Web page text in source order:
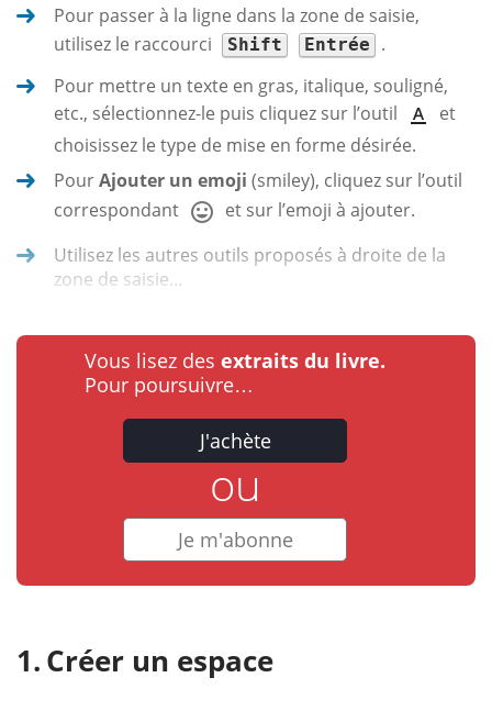
Pour passer à la ligne dans la zone de saisie,
utilisez le raccourci
Shift Entrée
.
Pour mettre un texte en gras, italique, souligné,
etc., sélectionnez-le puis cliquez sur l’outil
et
choisissez le type de mise en forme désirée.
PourAjouter un emoji (smiley), cliquez sur l’outil
correspondant
et sur l’emoji à ajouter.
Utilisez les autres outils proposés à droite de la
zone de saisie...
Vous lisez des extraits du livre.
Pour poursuivre…
J'achète
ou
Je m'abonne
Créer un espace